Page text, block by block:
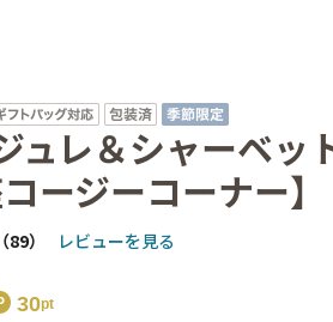
ュレ＆シャーベッ
ージーコーナー】
（89） レビューを見る
30